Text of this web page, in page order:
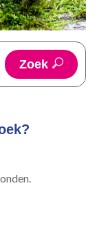
Zoek